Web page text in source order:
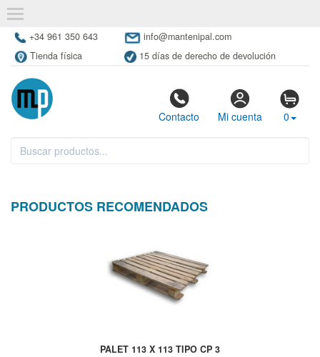
+34 961 350 643
info@mantenipal.com
Tienda física
15 días de derecho de devolución
Contacto Mi cuenta 0
PRODUCTOS RECOMENDADOS
PALET 113 X 113 TIPO CP 3